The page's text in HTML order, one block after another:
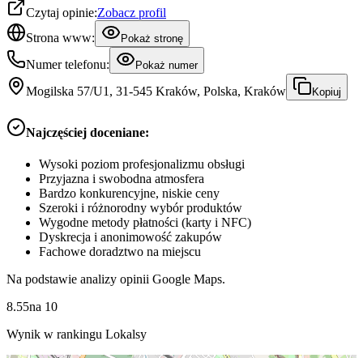
Czytaj opinie:Zobacz profil
Strona www:
Pokaż stronę
Numer telefonu: Pokaż numer
Mogilska 57/U1, 31-545 Kraków, Polska, Kraków Kopiuj
Najczęściej doceniane:
Wysoki poziom profesjonalizmu obsługi
Przyjazna i swobodna atmosfera
Bardzo konkurencyjne, niskie ceny
Szeroki i różnorodny wybór produktów
Wygodne metody płatności (karty i NFC)
Dyskrecja i anonimowość zakupów
Fachowe doradztwo na miejscu
Na podstawie analizy opinii Google Maps.
8.55na 10
Wynik w rankingu Lokalsy